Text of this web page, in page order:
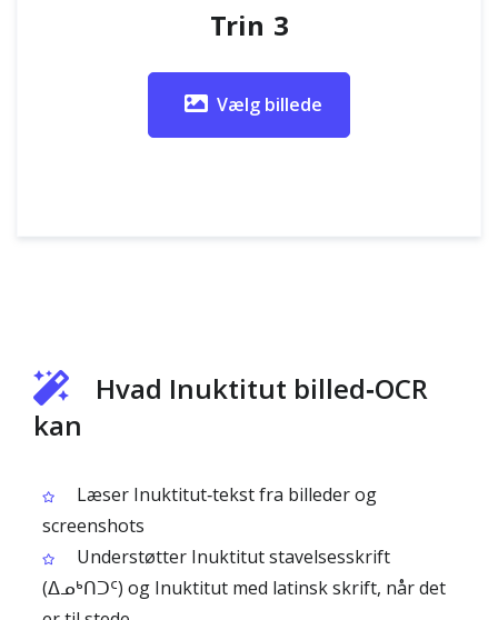
Trin 3
Vælg billede
Hvad Inuktitut billed‑OCR
kan
Læser Inuktitut‑tekst fra billeder og
screenshots
Understøtter Inuktitut stavelsesskrift
(ᐃᓄᒃᑎᑐᑦ) og Inuktitut med latinsk skrift, når det